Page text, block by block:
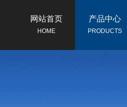
网站首页
HOME
产品中心
PRODUCTS